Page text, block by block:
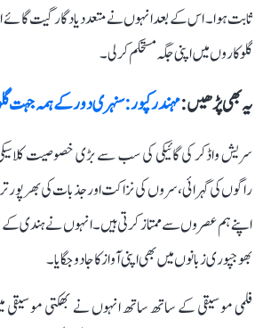
ثابت ہوا۔ اس کے بعد انہوں نے متعدد یادگار گیت
گلوکاروں میں اپنی جگہ مستحکم کر لی۔
یہ بھی پڑھیں :مہندر کپور: سنہری دور کے ہمہ جہت
سریش واڈکر کی گائیکی کی سب سے بڑی خصوصیت
راگوں کی گہرائی، سروں کی نزاکت اور جذبات کی بھرپور
اپنے ہم عصروں سے ممتاز کرتی ہیں۔ انہوں نے ہندی کے
بھوجپوری زبانوں میں بھی اپنی آواز کا جادو جگایا۔
فلمی موسیقی کے ساتھ ساتھ انہوں نے بھکتی موسیقی